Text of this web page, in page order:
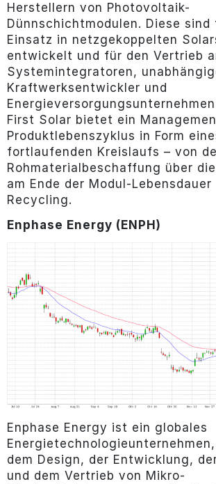
Herstellern von Photovoltaik-
Dünnschichtmodulen. Diese sind
Einsatz in netzgekoppelten
entwickelt und für den Vertrieb
Systemintegratoren,
Kraftwerksentwickler und
First Solar bietet ein
Produktlebenszyklus in Form
fortlaufenden Kreislaufs – von
Rohmaterialbeschaffung über
am Ende der Modul-
Recycling.
Enphase Energy (ENPH)
Enphase Energy ist ein globales
dem Design, der Entwicklung,
und dem Vertrieb von Mikro-